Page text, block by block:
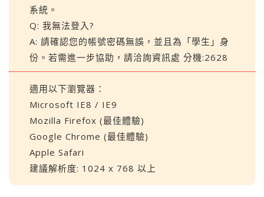
系統。
Q: 我無法登入?
A: 請確認您的帳號密碼無誤，並且為「學生」身
份。若需進一步協助，請洽詢資訊處 分機:2628
適用以下瀏覽器：
Microsoft IE8 / IE9
Mozilla Firefox (最佳體驗)
Google Chrome (最佳體驗)
Apple Safari
建議解析度: 1024 x 768 以上